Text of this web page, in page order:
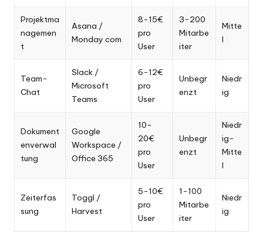
Projektma
nagemen
t
Asana /
Monday.com
8-15€
pro
User
3-200
Mitarbe
iter
Mitte
l
Team-
Chat
Slack /
Microsoft
Teams
6-12€
pro
User
Unbegr
enzt
Niedr
ig
Dokument
enverwal
tung
Google
Workspace /
Office 365
10-
20€
pro
User
Unbegr
enzt
Niedr
ig-
Mitte
l
Zeiterfas
sung
Toggl /
Harvest
5-10€
pro
User
1-100
Mitarbe
iter
Niedr
ig